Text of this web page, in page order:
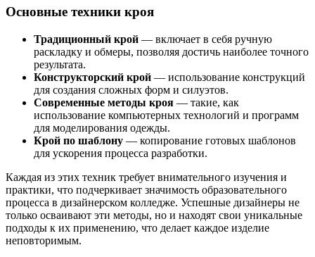
Основные техники кроя
Традиционный крой — включает в себя ручную
раскладку и обмеры, позволяя достичь наиболее точного
результата.
Конструкторский крой — использование конструкций
для создания сложных форм и силуэтов.
Современные методы кроя — такие, как
использование компьютерных технологий и программ
для моделирования одежды.
Крой по шаблону — копирование готовых шаблонов
для ускорения процесса разработки.
Каждая из этих техник требует внимательного изучения и
практики, что подчеркивает значимость образовательного
процесса в дизайнерском колледже. Успешные дизайнеры не
только осваивают эти методы, но и находят свои уникальные
подходы к их применению, что делает каждое изделие
неповторимым.